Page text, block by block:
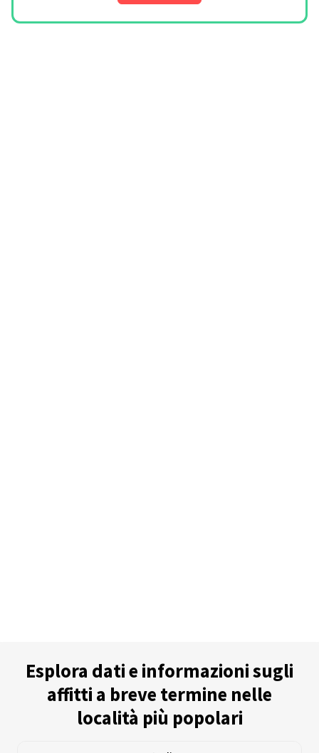
Esplora dati e informazioni sugli
affitti a breve termine nelle
località più popolari